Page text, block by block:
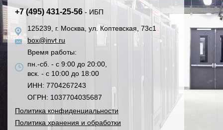
+7 (495) 431-25-56 - ИБП
125239, г. Москва, ул. Коптевская, 73с1
box@invt.ru
Время работы:
пн.-сб. - с 9:00 до 20:00,
вск. - с 10:00 до 18:00
ИНН: 7704267243
ОГРН: 1037704035687
Политика конфиденциальности
Политика хранения и обработки